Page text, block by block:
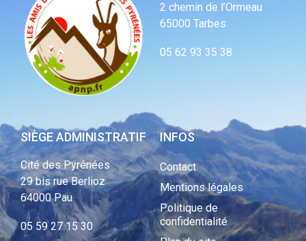
2 chemin de l’Ormeau
65000 Tarbes
05 62 93 35 38
SIÈGE ADMINISTRATIF
Cité des Pyrénées
29 bis rue Berlioz
64000 Pau
05 59 27 15 30
INFOS
Contact
Mentions légales
Politique de
confidentialité